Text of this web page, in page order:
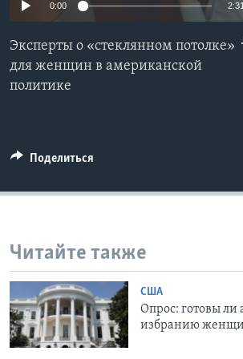
СОЦИАЛЬНЫЕ СЕТИ
0:00 2:31
Эксперты о «стеклянном потолке»
для женщин в американской
политике
Поделиться
Читайте также
США
Опрос: готовы
избранию